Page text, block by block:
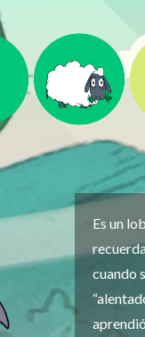
Es un
cuando